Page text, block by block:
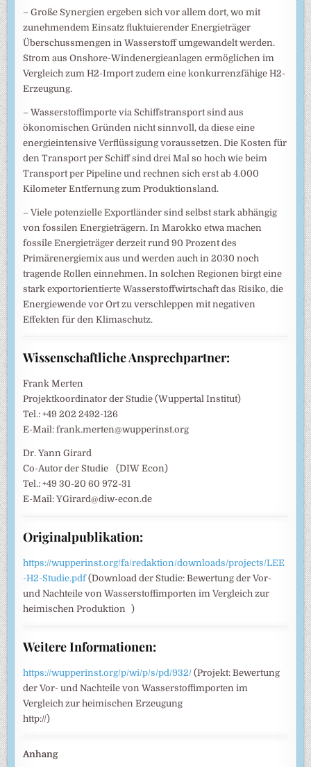
– Große Synergien ergeben sich vor allem dort, wo mit
zunehmendem Einsatz fluktuierender Energieträger
Überschussmengen in Wasserstoff umgewandelt werden.
Strom aus Onshore-Windenergieanlagen ermöglichen im
Vergleich zum H2-Import zudem eine konkurrenzfähige H2-
Erzeugung.
– Wasserstoffimporte via Schiffstransport sind aus
ökonomischen Gründen nicht sinnvoll, da diese eine
energieintensive Verflüssigung voraussetzen. Die Kosten für
den Transport per Schiff sind drei Mal so hoch wie beim
Transport per Pipeline und rechnen sich erst ab 4.000
Kilometer Entfernung zum Produktionsland.
– Viele potenzielle Exportländer sind selbst stark abhängig
von fossilen Energieträgern. In Marokko etwa machen
fossile Energieträger derzeit rund 90 Prozent des
Primärenergiemix aus und werden auch in 2030 noch
tragende Rollen einnehmen. In solchen Regionen birgt eine
stark exportorientierte Wasserstoffwirtschaft das Risiko, die
Energiewende vor Ort zu verschleppen mit negativen
Effekten für den Klimaschutz.
Wissenschaftliche Ansprechpartner:
Frank Merten
Projektkoordinator der Studie (Wuppertal Institut)
Tel.: +49 202 2492-126
E-Mail: frank.merten@wupperinst.org
Dr. Yann Girard
Co-Autor der Studie (DIW Econ)
Tel.: +49 30-20 60 972-31
E-Mail: YGirard@diw-econ.de
Originalpublikation:
https://wupperinst.org/fa/redaktion/downloads/projects/LEE
-H2-Studie.pdf(Download der Studie: Bewertung der Vor-
und Nachteile von Wasserstoffimporten im Vergleich zur
heimischen Produktion )
Weitere Informationen:
https://wupperinst.org/p/wi/p/s/pd/932/ (Projekt: Bewertung
der Vor- und Nachteile von Wasserstoffimporten im
Vergleich zur heimischen Erzeugung
http://)
Anhang